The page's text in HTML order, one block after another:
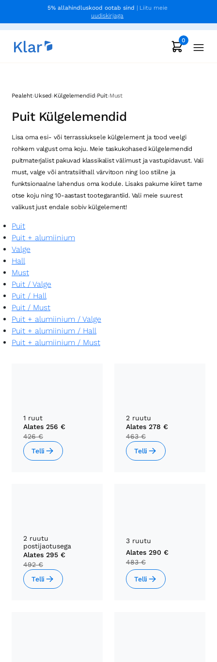
5% allahindluskood ootab sind | Liitu meie
uudiskirjaga
0
Pealeht›Uksed ›Külgelemendid›Puit›Must
Puit Külgelemendid
Lisa oma esi- või terrassiuksele külgelement ja tood veelgi
rohkem valgust oma koju. Meie taskukohased külgelemendid
puitmaterjalist pakuvad klassikalist välimust ja vastupidavust. Vali
must, valge või antratsiithall värvitoon ning loo stiilne ja
funktsionaalne lahendus oma kodule. Lisaks pakume kiiret tarne
otse koju ning 10-aastast tootegarantiid. Vali meie suurest
valikust just endale sobiv külgelement!
Puit
Puit + alumiinium
Valge
Hall
Must
Puit / Valge
Puit / Hall
Puit / Must
Puit + alumiinium / Valge
Puit + alumiinium / Hall
Puit + alumiinium / Must
1 ruut
Alates 256 €
426 €
Telli
2 ruutu
Alates 278 €
463 €
Telli
2 ruutu
postijaotusega
Alates 295 €
492 €
Telli
3 ruutu
Alates 290 €
483 €
Telli